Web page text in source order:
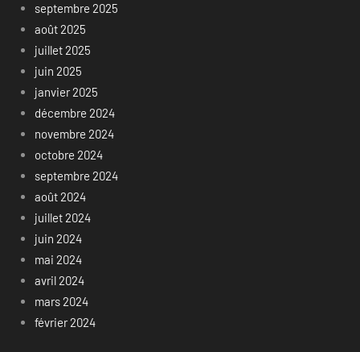
septembre 2025
août 2025
juillet 2025
juin 2025
janvier 2025
décembre 2024
novembre 2024
octobre 2024
septembre 2024
août 2024
juillet 2024
juin 2024
mai 2024
avril 2024
mars 2024
février 2024